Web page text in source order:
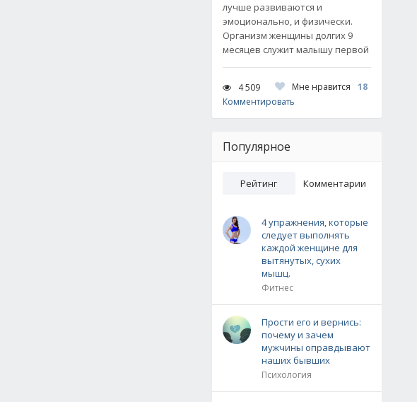
лучше развиваются и
эмоционально, и физически.
Организм женщины долгих 9
месяцев служит малышу первой
4 509 Мне нравится
18
Комментировать
Популярное
Рейтинг Комментарии
4 упражнения, которые
следует выполнять
каждой женщине для
вытянутых, сухих
мышц.
Фитнес
Прости его и вернись:
почему и зачем
мужчины оправдывают
наших бывших
Психология